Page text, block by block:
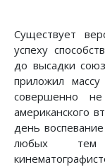
Существует
успеху
до высадки
приложил
совершенно
американского
день
любых тем